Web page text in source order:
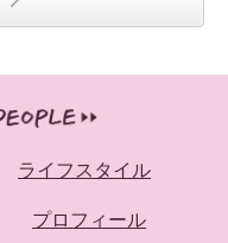
ライフスタイル
プロフィール